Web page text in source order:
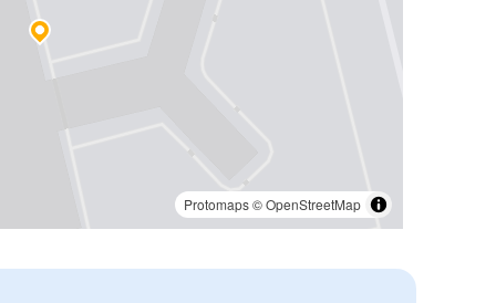
Protomaps©OpenStreetMap